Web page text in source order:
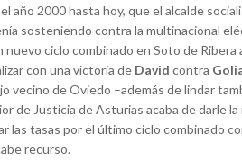
año 2000 hasta hoy, que el alcalde
sosteniendo contra la multinacional
ciclo combinado en Soto de Ribera
con una victoria de David contra
vecino de Oviedo –además de lindar
de Justicia de Asturias acaba de darle
las tasas por el último ciclo combinado
recurso.